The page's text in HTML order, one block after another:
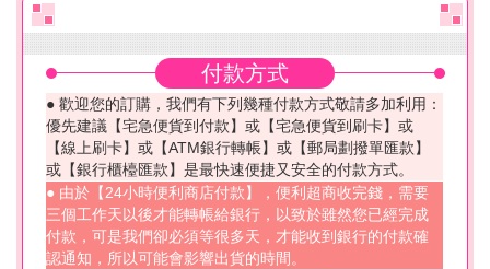
付款方式
● 歡迎您的訂購，我們有下列幾種付款方式敬請多加利用：
優先建議【宅急便貨到付款】或【宅急便貨到刷卡】或
【線上刷卡】或【ATM銀行轉帳】或【郵局劃撥單匯款】
或【銀行櫃檯匯款】是最快速便捷又安全的付款方式。
● 由於【24小時便利商店付款】，便利超商收完錢，需要
三個工作天以後才能轉帳給銀行，以致於雖然您已經完成
付款，可是我們卻必須等很多天，才能收到銀行的付款確
認通知，所以可能會影響出貨的時間。